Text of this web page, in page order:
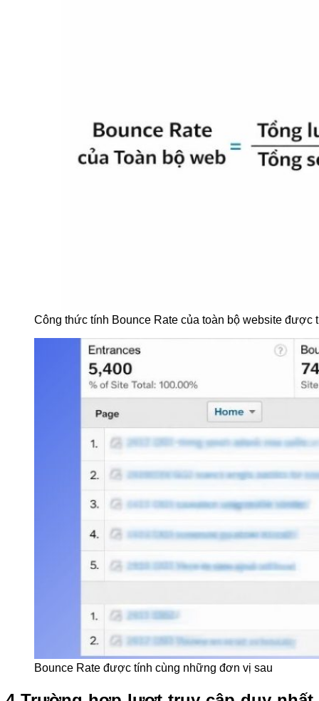
Công thức tính Bounce Rate của toàn bộ website được
Bounce Rate được tính cùng những đơn vị sau